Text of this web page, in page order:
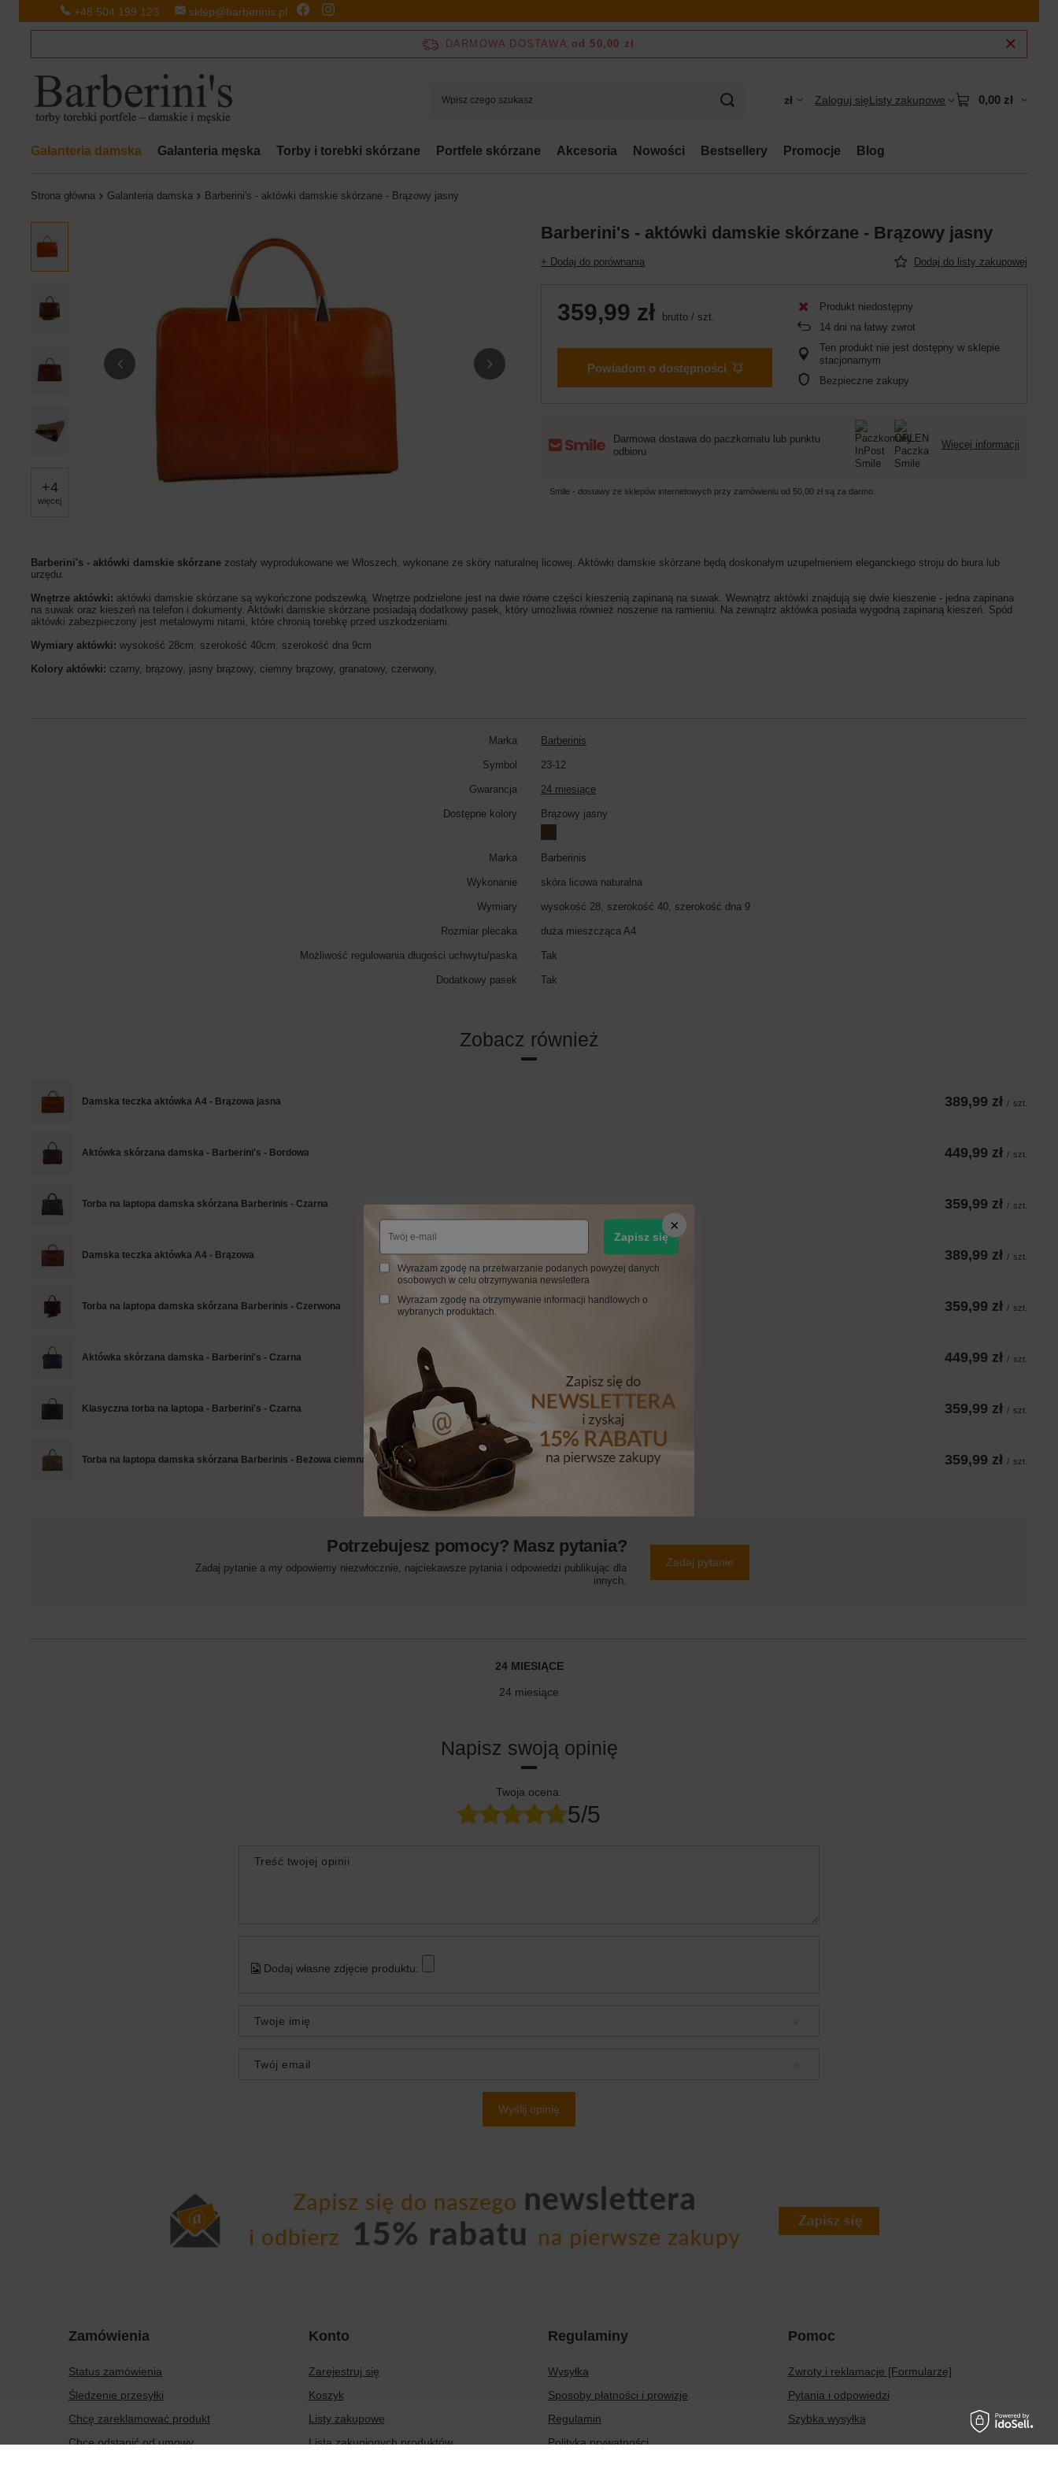
+48 504 199 123 sklep@barberinis.pl
DARMOWA DOSTAWA od 50,00 zł
zł Zaloguj sięListy zakupowe 0,00 zł
Galanteria damska Galanteria męska Torby i torebki skórzane Portfele skórzane Akcesoria Nowości Bestsellery Promocje Blog
Strona główna Galanteria damska Barberini's - aktówki damskie skórzane - Brązowy jasny
+4
więcej
Barberini's - aktówki damskie skórzane - Brązowy jasny
+ Dodaj do porównania Dodaj do listy zakupowej
359,99 zł brutto / szt.
Powiadom o dostępności
Produkt niedostępny
14 dni na łatwy zwrot
Ten produkt nie jest dostępny w sklepie
stacjonarnym
Bezpieczne zakupy
Darmowa dostawa do paczkomatu lub punktu
odbioru
Więcej informacji
Smile - dostawy ze sklepów internetowych przy zamówieniu od 50,00 zł są za darmo.
Barberini's - aktówki damskie skórzane zostały wyprodukowane we Włoszech, wykonane ze skóry naturalnej licowej. Aktówki damskie skórzane będą doskonałym uzupełnieniem eleganckiego stroju do biura lub
urzędu.
Wnętrze aktówki: aktówki damskie skórzane są wykończone podszewką. Wnętrze podzielone jest na dwie równe części kieszenią zapinaną na suwak. Wewnątrz aktówki znajdują się dwie kieszenie - jedna zapinana
na suwak oraz kieszeń na telefon i dokumenty. Aktówki damskie skórzane posiadają dodatkowy pasek, który umożliwia również noszenie na ramieniu. Na zewnątrz aktówka posiada wygodną zapinaną kieszeń. Spód
aktówki zabezpieczony jest metalowymi nitami, które chronią torebkę przed uszkodzeniami.
Wymiary aktówki: wysokość 28cm, szerokość 40cm, szerokość dna 9cm
Kolory aktówki: czarny, brązowy, jasny brązowy, ciemny brązowy, granatowy, czerwony,
Marka Barberinis
Symbol 23-12
Gwarancja 24 miesiące
Dostępne kolory Brązowy jasny
Marka Barberinis
Wykonanie skóra licowa naturalna
Wymiary wysokość 28, szerokość 40, szerokość dna 9
Rozmiar plecaka duża mieszcząca A4
Możliwość regulowania długości uchwytu/paska Tak
Dodatkowy pasek Tak
Zobacz również
Damska teczka aktówka A4 - Brązowa jasna 389,99 zł / szt.
Aktówka skórzana damska - Barberini's - Bordowa 449,99 zł / szt.
Torba na laptopa damska skórzana Barberinis - Czarna 359,99 zł / szt.
Damska teczka aktówka A4 - Brązowa 389,99 zł / szt.
Torba na laptopa damska skórzana Barberinis - Czerwona 359,99 zł / szt.
Aktówka skórzana damska - Barberini's - Czarna 449,99 zł / szt.
Klasyczna torba na laptopa - Barberini's - Czarna 359,99 zł / szt.
Torba na laptopa damska skórzana Barberinis - Beżowa ciemna 359,99 zł / szt.
Potrzebujesz pomocy? Masz pytania?
Zadaj pytanie a my odpowiemy niezwłocznie, najciekawsze pytania i odpowiedzi publikując dla
innych.
Zadaj pytanie
24 MIESIĄCE
24 miesiące
Napisz swoją opinię
Twoja ocena:
5/5
Treść twojej opinii
Dodaj własne zdjęcie produktu:
Twoje imię
Twój email
Wyślij opinię
Zamówienia
Status zamówienia
Śledzenie przesyłki
Chcę zareklamować produkt
Chcę odstąpić od umowy
Konto
Zarejestruj się
Koszyk
Listy zakupowe
Lista zakupionych produktów
Regulaminy
Wysyłka
Sposoby płatności i prowizje
Regulamin
Polityka prywatności
Pomoc
Zwroty i reklamacje [Formularze]
Pytania i odpowiedzi
Szybka wysyłka
Zapisz się
Wyrażam zgodę na przetwarzanie podanych powyżej danych
osobowych w celu otrzymywania newslettera
Wyrażam zgodę na otrzymywanie informacji handlowych o
wybranych produktach.